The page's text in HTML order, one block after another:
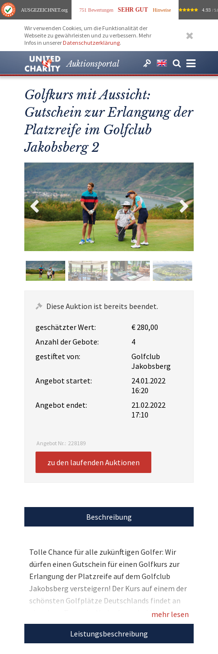
AUSGEZEICHNET.org 751 Bewertungen SEHR GUT Hinweise 4.93 /
Wir verwenden Cookies, um die Funktionalität der
Webseite zu gewährleisten und zu verbessern. Mehr
Infos in unserer Datenschutzerklärung.
Auktionsportal
Golfkurs mit Aussicht:
Gutschein zur Erlangung der
Platzreife im Golfclub
Jakobsberg 2
Diese Auktion ist bereits beendet.
geschätzter Wert:
€ 280,00
Anzahl der Gebote:
4
gestiftet von:
Golfclub
Jakobsberg
Angebot startet:
24.01.2022
16:20
Angebot endet:
21.02.2022
17:10
Angebot Nr.: 228189
zu den laufenden Auktionen
Beschreibung
Tolle Chance für alle zukünftigen Golfer: Wir
dürfen einen Gutschein für einen Golfkurs zur
Erlangung der Platzreife auf dem Golfclub
Jakobsberg versteigern! Der Kurs auf einem der
schönsten Golfplätze Deutschlands findet an
einzelnen Tagen im Verlauf von drei Monaten
statt, so dass Sie die Grundlagen des Sports
nach und nach kennenlernen können. Der 18-
mehr lesen
Leistungsbeschreibung